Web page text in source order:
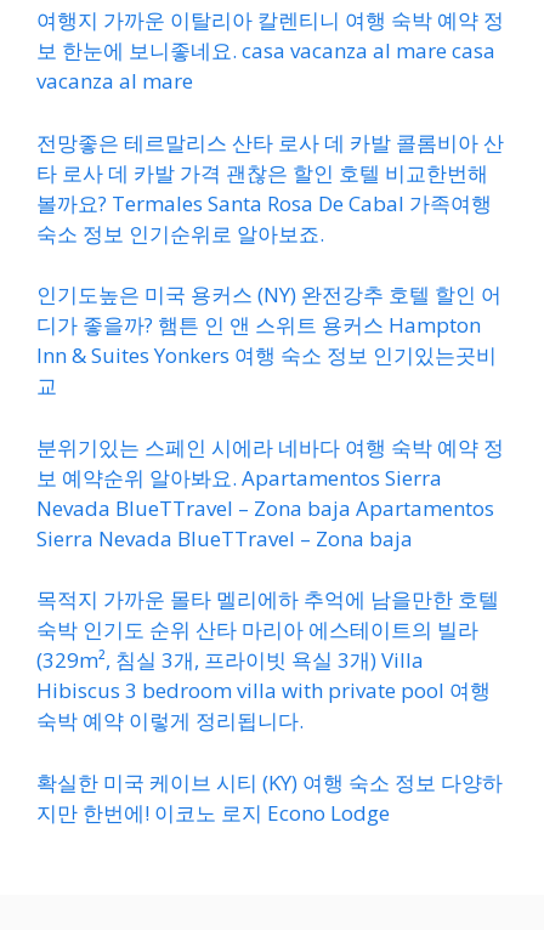
여행지 가까운 이탈리아 칼렌티니 여행 숙박 예약 정
보 한눈에 보니좋네요. casa vacanza al mare casa
vacanza al mare
전망좋은 테르말리스 산타 로사 데 카발 콜롬비아 산
타 로사 데 카발 가격 괜찮은 할인 호텔 비교한번해
볼까요? Termales Santa Rosa De Cabal 가족여행
숙소 정보 인기순위로 알아보죠.
인기도높은 미국 용커스 (NY) 완전강추 호텔 할인 어
디가 좋을까? 햄튼 인 앤 스위트 용커스 Hampton
Inn & Suites Yonkers 여행 숙소 정보 인기있는곳비
교
분위기있는 스페인 시에라 네바다 여행 숙박 예약 정
보 예약순위 알아봐요. Apartamentos Sierra
Nevada BlueTTravel – Zona baja Apartamentos
Sierra Nevada BlueTTravel – Zona baja
목적지 가까운 몰타 멜리에하 추억에 남을만한 호텔
숙박 인기도 순위 산타 마리아 에스테이트의 빌라
(329m², 침실 3개, 프라이빗 욕실 3개) Villa
Hibiscus 3 bedroom villa with private pool 여행
숙박 예약 이렇게 정리됩니다.
확실한 미국 케이브 시티 (KY) 여행 숙소 정보 다양하
지만 한번에! 이코노 로지 Econo Lodge